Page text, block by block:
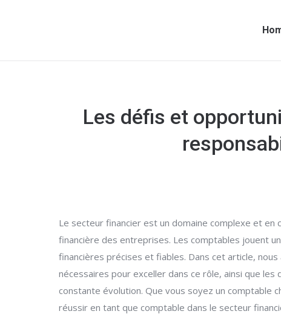
Les défis et
Le secteur financier est un domaine complexe et
financière des entreprises. Les comptables jouent
financières précises et fiables. Dans cet article,
nécessaires pour exceller dans ce rôle, ainsi que
constante évolution. Que vous soyez un comptable
réussir en tant que comptable dans le secteur